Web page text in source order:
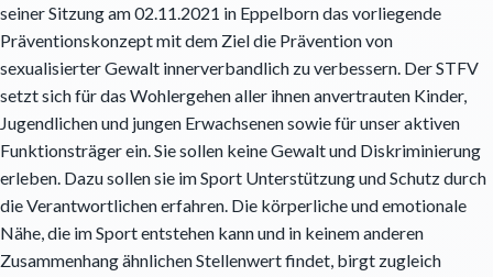
seiner Sitzung am 02.11.2021 in Eppelborn das vorliegende
Präventionskonzept mit dem Ziel die Prävention von
sexualisierter Gewalt innerverbandlich zu verbessern. Der STFV
setzt sich für das Wohlergehen aller ihnen anvertrauten Kinder,
Jugendlichen und jungen Erwachsenen sowie für unser aktiven
Funktionsträger ein. Sie sollen keine Gewalt und Diskriminierung
erleben. Dazu sollen sie im Sport Unterstützung und Schutz durch
die Verantwortlichen erfahren. Die körperliche und emotionale
Nähe, die im Sport entstehen kann und in keinem anderen
Zusammenhang ähnlichen Stellenwert findet, birgt zugleich